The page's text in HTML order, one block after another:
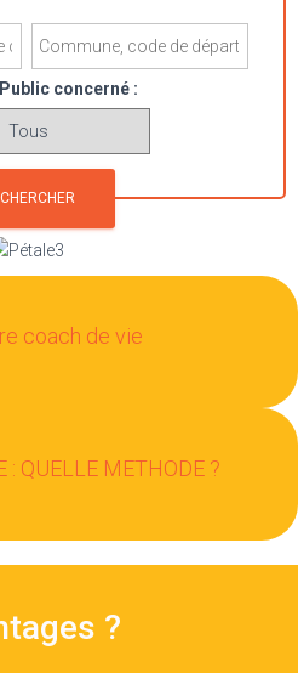
Public concerné :
coach de vie
: QUELLE METHODE ?
?